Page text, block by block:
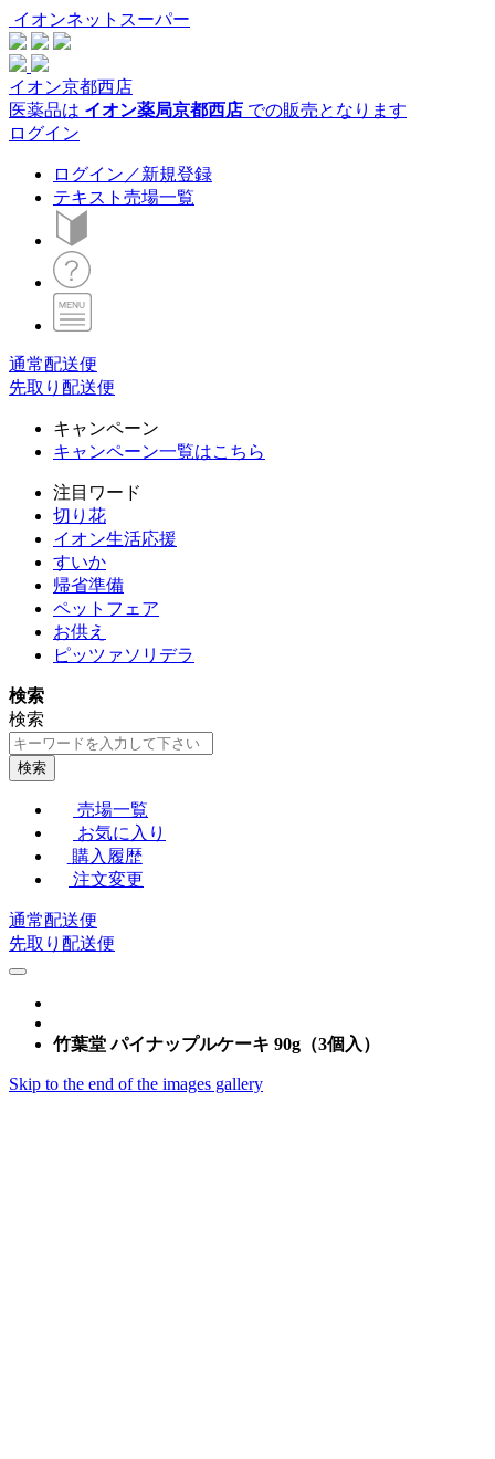
イオンネットスーパー
イオン京都西店
医薬品は イオン薬局京都西店 での販売となります
ログイン
ログイン／新規登録
テキスト売場一覧
通常配送便
先取り配送便
キャンペーン
キャンペーン一覧はこちら
注目ワード
切り花
イオン生活応援
すいか
帰省準備
ペットフェア
お供え
ピッツァソリデラ
検索
検索
検索
売場一覧
お気に入り
購入履歴
注文変更
通常配送便
先取り配送便
竹葉堂 パイナップルケーキ 90g（3個入）
Skip to the end of the images gallery